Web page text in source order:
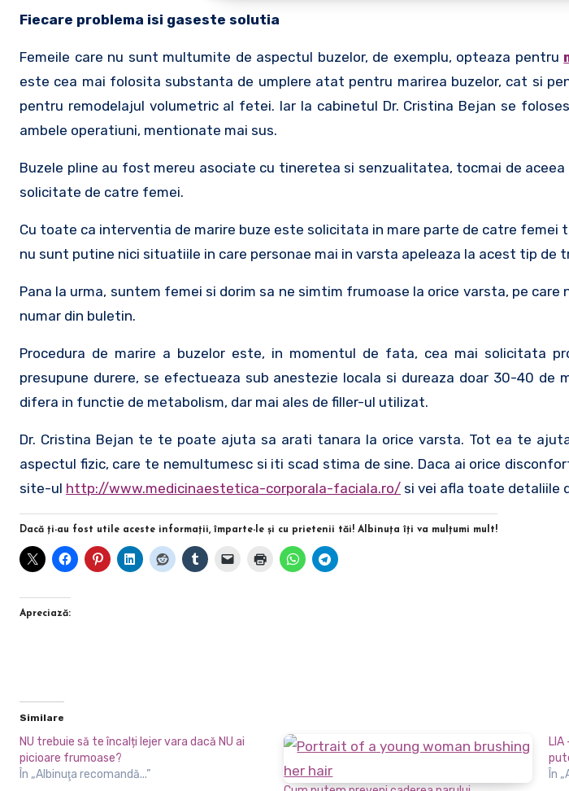
Fiecare problema isi gaseste solutia
Femeile care nu sunt multumite de aspectul buzelor, de exemplu, opteaza pentru
este cea mai folosita substanta de umplere atat pentru marirea buzelor, cat si
pentru remodelajul volumetric al fetei. Iar la cabinetul Dr. Cristina Bejan se
ambele operatiuni, mentionate mai sus.
Buzele pline au fost mereu asociate cu tineretea si senzualitatea, tocmai de
solicitate de catre femei.
Cu toate ca interventia de marire buze este solicitata in mare parte de catre femei
nu sunt putine nici situatiile in care personae mai in varsta apeleaza la acest tip de
Pana la urma, suntem femei si dorim sa ne simtim frumoase la orice varsta, pe care
numar din buletin.
Procedura de marire a buzelor este, in momentul de fata, cea mai solicitata
presupune durere, se efectueaza sub anestezie locala si dureaza doar 30-40 de
difera in functie de metabolism, dar mai ales de filler-ul utilizat.
Dr. Cristina Bejan te te poate ajuta sa arati tanara la orice varsta. Tot ea te
aspectul fizic, care te nemultumesc si iti scad stima de sine. Daca ai orice
site-ul http://www.medicinaestetica-corporala-faciala.ro/ si vei afla toate detaliile
Dacă ţi-au fost utile aceste informaţii, împarte-le şi cu prietenii tăi! Albinuţa îţi va mulţumi mult!
Apreciază:
Similare
NU trebuie să te încalți lejer vara dacă NU ai
picioare frumoase?
În „Albinuţa recomandă...”
În